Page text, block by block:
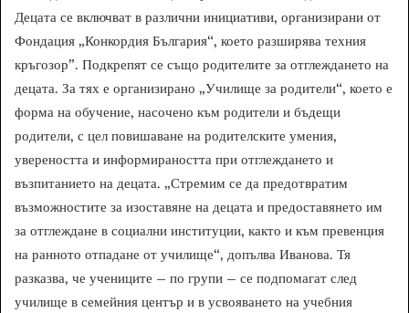
Децата се включват в различни инициативи, организирани от
Фондация „Конкордия България“, което разширява техния
кръгозор”. Подкрепят се също родителите за отглеждането на
децата. За тях е организирано „Училище за родители“, което е
форма на обучение, насочено към родители и бъдещи
родители, с цел повишаване на родителските умения,
увереността и информираността при отглеждането и
възпитанието на децата. „Стремим се да предотвратим
възможностите за изоставяне на децата и предоставянето им
за отглеждане в социални институции, както и към превенция
на ранното отпадане от училище“, допълва Иванова. Тя
разказва, че учениците – по групи – се подпомагат след
училище в семейния център и в усвояването на учебния